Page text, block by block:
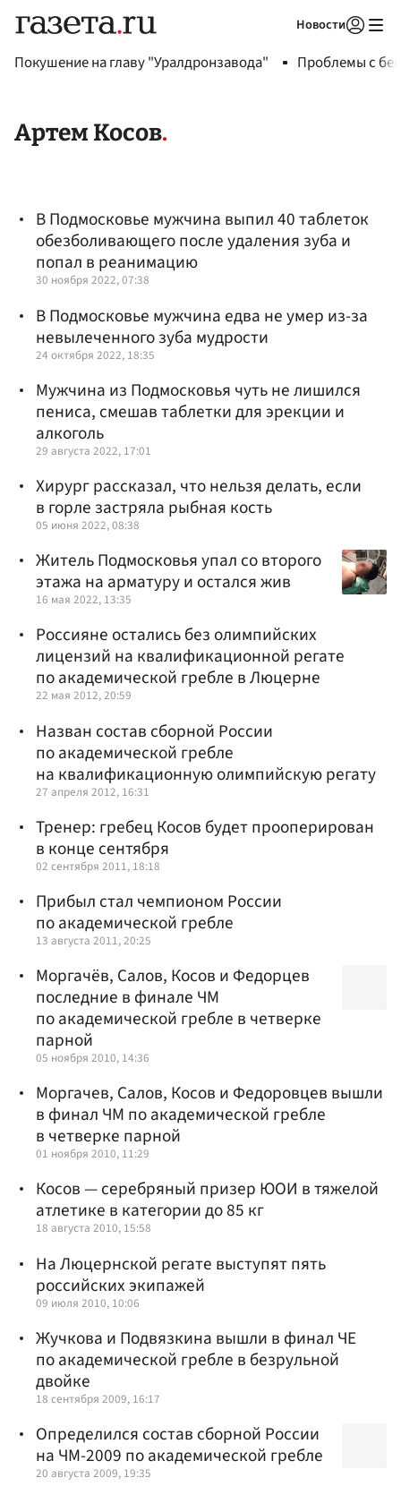
Новости
Покушение на главу "Уралдронзавода" Проблемы с
Артем Косов
В Подмосковье мужчина выпил 40 таблеток
обезболивающего после удаления зуба и
попал в реанимацию
30 ноября 2022, 07:38
В Подмосковье мужчина едва не умер из-за
невылеченного зуба мудрости
24 октября 2022, 18:35
Мужчина из Подмосковья чуть не лишился
пениса, смешав таблетки для эрекции и
алкоголь
29 августа 2022, 17:01
Хирург рассказал, что нельзя делать, если
в горле застряла рыбная кость
05 июня 2022, 08:38
Житель Подмосковья упал со второго
этажа на арматуру и остался жив
16 мая 2022, 13:35
Россияне остались без олимпийских
лицензий на квалификационной регате
по академической гребле в Люцерне
22 мая 2012, 20:59
Назван состав сборной России
по академической гребле
на квалификационную олимпийскую регату
27 апреля 2012, 16:31
Тренер: гребец Косов будет прооперирован
в конце сентября
02 сентября 2011, 18:18
Прибыл стал чемпионом России
по академической гребле
13 августа 2011, 20:25
Моргачёв, Салов, Косов и Федорцев
последние в финале ЧМ
по академической гребле в четверке
парной
05 ноября 2010, 14:36
Моргачев, Салов, Косов и Федоровцев вышли
в финал ЧМ по академической гребле
в четверке парной
01 ноября 2010, 11:29
Косов — серебряный призер ЮОИ в тяжелой
атлетике в категории до 85 кг
18 августа 2010, 15:58
На Люцернской регате выступят пять
российских экипажей
09 июля 2010, 10:06
Жучкова и Подвязкина вышли в финал ЧЕ
по академической гребле в безрульной
двойке
18 сентября 2009, 16:17
Определился состав сборной России
на ЧМ-2009 по академической гребле
20 августа 2009, 19:35